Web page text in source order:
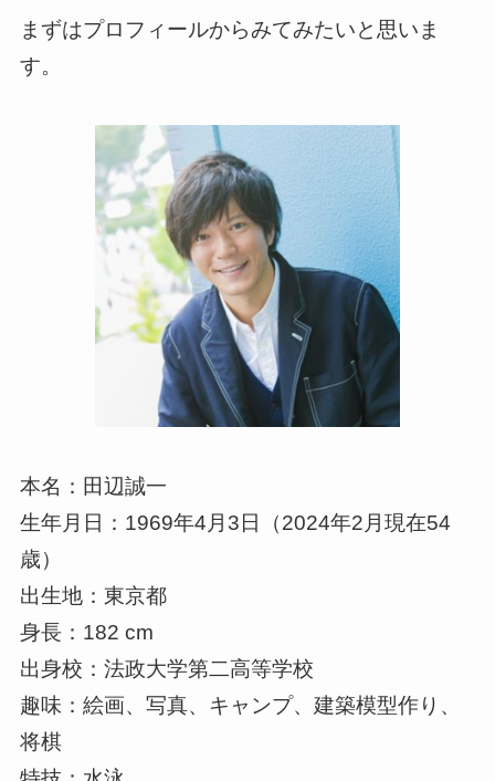
まずはプロフィールからみてみたいと思いま
す。
本名：田辺誠一
生年月日：1969年4月3日（2024年2月現在54
歳）
出生地：東京都
身長：182 cm
出身校：法政大学第二高等学校
趣味：絵画、写真、キャンプ、建築模型作り、
将棋